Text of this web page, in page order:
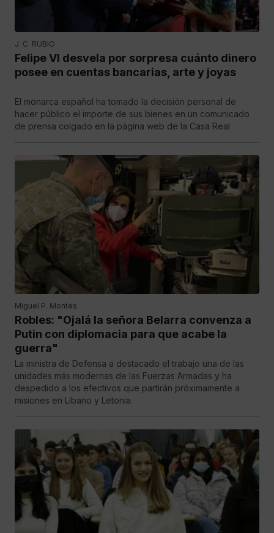
J. C. RUBIO
Felipe VI desvela por sorpresa cuánto dinero
posee en cuentas bancarias, arte y joyas
El monarca español ha tomado la decisión personal de
hacer público el importe de sus bienes en un comunicado
de prensa colgado en la página web de la Casa Real
Miguel P. Montes
Robles: "Ojalá la señora Belarra convenza a
Putin con diplomacia para que acabe la
guerra"
La ministra de Defensa a destacado el trabajo una de las
unidades más modernas de las Fuerzas Armadas y ha
despedido a los efectivos que partirán próximamente a
misiones en Líbano y Letonia.